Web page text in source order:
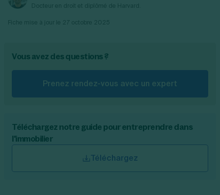
Vous avez des questions ?
Prenez rendez-vous avec un expert
Téléchargez notre guide pour entreprendre dans
l'immobilier
Téléchargez